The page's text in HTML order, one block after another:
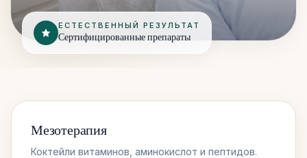
ЕСТЕСТВЕННЫЙ РЕЗУЛЬТАТ
Сертифицированные препараты
Мезотерапия
Коктейли витаминов, аминокислот и пептидов.